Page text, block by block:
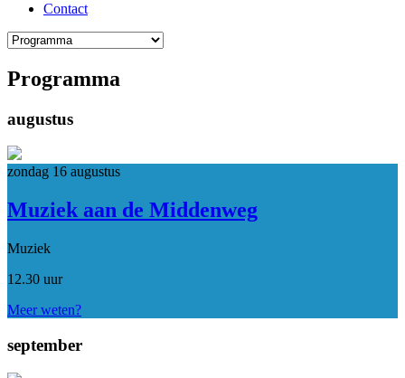
Contact
Programma
augustus
zondag 16 augustus
Muziek aan de Middenweg
Muziek
12.30 uur
Meer weten?
september